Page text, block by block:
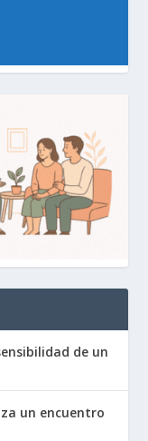
de un
un encuentro